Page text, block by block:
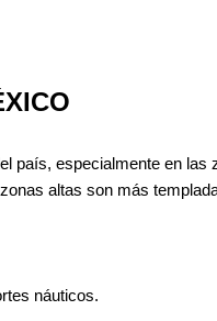
país, especialmente en
altas son más
náuticos.